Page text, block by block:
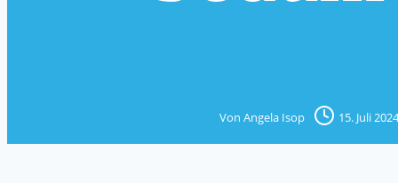
Von Angela Isop 15. Juli